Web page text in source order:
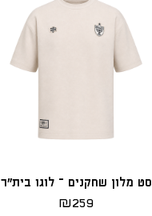
סט מלון שחקנים – לוגו בית"ר
₪259